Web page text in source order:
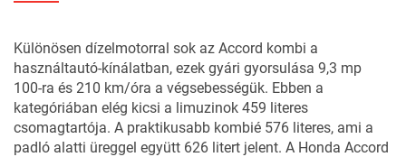
Különösen dízelmotorral sok az Accord kombi a
használtautó-kínálatban, ezek gyári gyorsulása 9,3 mp
100-ra és 210 km/óra a végsebességük. Ebben a
kategóriában elég kicsi a limuzinok 459 literes
csomagtartója. A praktikusabb kombié 576 literes, ami a
padló alatti üreggel együtt 626 litert jelent. A Honda Accord